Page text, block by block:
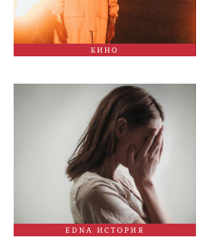
КИНО
EDNA ИСТОРИЯ